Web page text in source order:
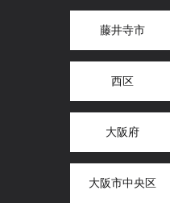
藤井寺市
西区
大阪府
大阪市中央区